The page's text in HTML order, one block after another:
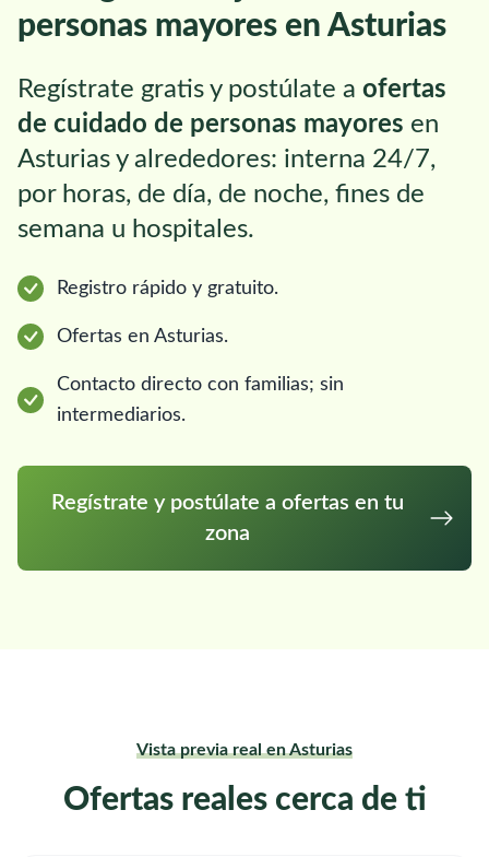
personas mayores en Asturias
Regístrate gratis y postúlate a ofertas
de cuidado de personas mayores en
Asturias y alrededores: interna 24/7,
por horas, de día, de noche, fines de
semana u hospitales.
Registro rápido y gratuito.
Ofertas en Asturias.
Contacto directo con familias; sin
intermediarios.
Regístrate y postúlate a ofertas en tu
zona
Vista previa real en Asturias
Ofertas reales cerca de ti